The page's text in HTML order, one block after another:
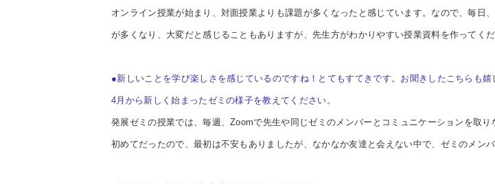
オンライン授業が始まり、対面授業よりも課題が多くなったと感じています。なので、毎
が多くなり、大変だと感じることもありますが、先生方がわかりやすい授業資料を作ってく
●新しいことを学び楽しさを感じているのですね！とてもすてきです。お聞きしたこちらも嬉
4月から新しく始まったゼミの様子を教えてください。
発展ゼミの授業では、毎週、Zoomで先生や同じゼミのメンバーとコミュニケーションを取
初めてだったので、最初は不安もありましたが、なかなか友達と会えない中で、ゼミのメン